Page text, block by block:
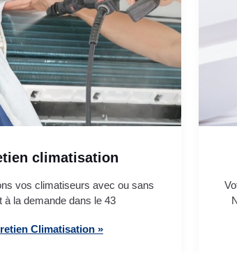
climatisation
vos climatiseurs avec ou sans
à la demande dans le 43
Climatisation »